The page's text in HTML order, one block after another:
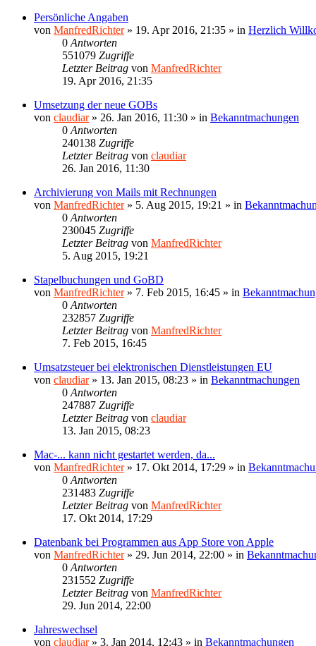
Persönliche Angaben
von ManfredRichter» 19. Apr 2016, 21:35 » in Herzlich
0 Antworten
551079 Zugriffe
Letzter Beitrag von ManfredRichter
19. Apr 2016, 21:35
Umsetzung der neue GOBs
von claudiar» 26. Jan 2016, 11:30 » in Bekanntmachungen
0 Antworten
240138 Zugriffe
Letzter Beitrag von claudiar
26. Jan 2016, 11:30
Archivierung von Mails mit Rechnungen
von ManfredRichter» 5. Aug 2015, 19:21 » in
0 Antworten
230045 Zugriffe
Letzter Beitrag von ManfredRichter
5. Aug 2015, 19:21
Stapelbuchungen und GoBD
von ManfredRichter» 7. Feb 2015, 16:45 » in
0 Antworten
232857 Zugriffe
Letzter Beitrag von ManfredRichter
7. Feb 2015, 16:45
Umsatzsteuer bei elektronischen Dienstleistungen EU
von claudiar» 13. Jan 2015, 08:23 » in Bekanntmachungen
0 Antworten
247887 Zugriffe
Letzter Beitrag von claudiar
13. Jan 2015, 08:23
Mac-... kann nicht gestartet werden, da...
von ManfredRichter» 17. Okt 2014, 17:29 » in
0 Antworten
231483 Zugriffe
Letzter Beitrag von ManfredRichter
17. Okt 2014, 17:29
Datenbank bei Programmen aus App Store von Apple
von ManfredRichter» 29. Jun 2014, 22:00 » in
0 Antworten
231552 Zugriffe
Letzter Beitrag von ManfredRichter
29. Jun 2014, 22:00
Jahreswechsel
von claudiar» 3. Jan 2014, 12:43 » in Bekanntmachungen